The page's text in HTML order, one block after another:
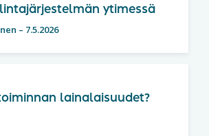
ytimessä
– 7.5.2026
lainalaisuudet?